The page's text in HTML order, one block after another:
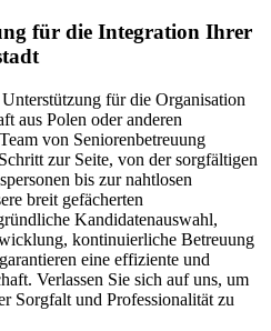
für die Integration Ihrer
für die Organisation
aus Polen oder anderen
von Seniorenbetreuung
zur Seite, von der sorgfältigen
bis zur nahtlosen
breit gefächerten
Kandidatenauswahl,
kontinuierliche Betreuung
eine effiziente und
Verlassen Sie sich auf uns, um
Sorgfalt und Professionalität zu